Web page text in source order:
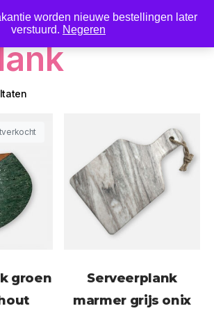
worden nieuwe bestellingen later
verstuurd. Negeren
groen
Serveerplank
marmer grijs onix